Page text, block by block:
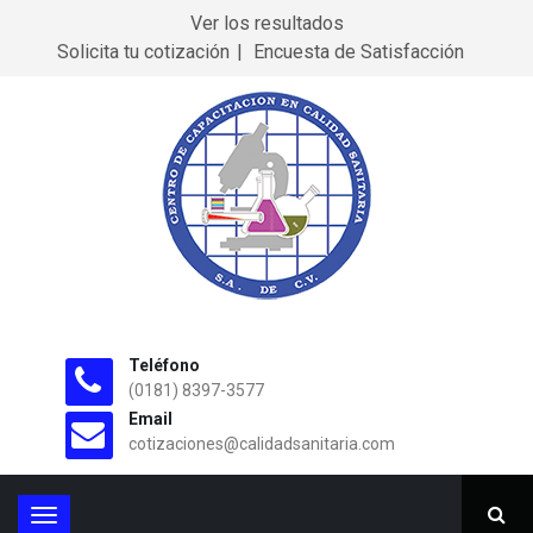
Ver los resultados
Solicita tu cotización
Encuesta de Satisfacción
Teléfono
(0181) 8397-3577
Email
cotizaciones@calidadsanitaria.com
T